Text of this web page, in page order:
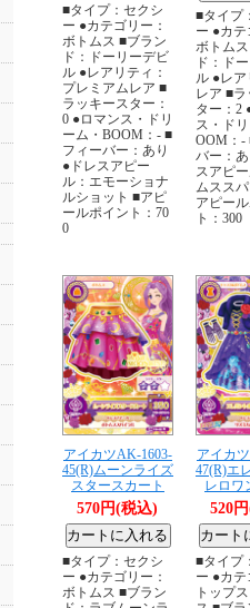
■タイプ：セクシ
ー ●カテゴリー：
ボトムス ■ブラン
ド：ドーリーデビ
ル ●レアリティ：
プレミアムレア ■
ラッキースター：
0 ●ロマンス・ドリ
ーム・BOOM：- ■
フィーバー：あり
●ドレスアピー
ル：エモーショナ
ルショット ■アピ
ールポイント：70
0
■タイプ
ー ●カ
ボトム
ド：ド
ル ●レ
レア ■
ター：2
ス・ド
OOM：-
バー：
スアピ
ムスス
アピー
ト：300
アイカツAK-1603-
45(R)ムーンライズ
スタースカート
570円(税込)
■タイプ：セクシ
ー ●カテゴリー：
ボトムス ■ブラン
アイカ
47(R)エ
レロワ
520
■タイプ
ー ●カ
トップ